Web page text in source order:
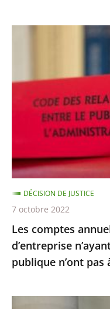
d’euros
d’une
fondation
d’entreprise
n’ayant
aucune
subvention
publique
n’ont
pas
à
être
Les comptes
d’entreprise
publique n’ont
DÉCISION DE JUSTICE
7 octobre 2022